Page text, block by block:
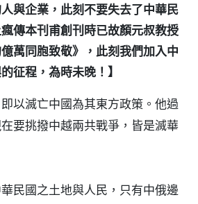
與企業，此刻不要失去了中華民
傳本刊甫創刊時已故顏元叔教授
萬同胞致敬》，此刻我們加入中
征程，為時未晚！】
以滅亡中國為其東方政策。他過
要挑撥中越兩共戰爭，皆是滅華
民國之土地與人民，只有中俄邊